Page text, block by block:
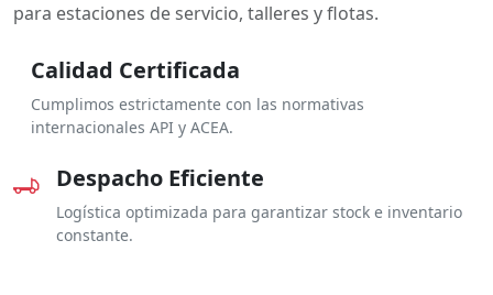
para estaciones de servicio, talleres y flotas.
Calidad Certificada
Cumplimos estrictamente con las normativas
internacionales API y ACEA.
Despacho Eficiente
Logística optimizada para garantizar stock e inventario
constante.